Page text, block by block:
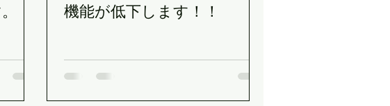
機能が低下します！！